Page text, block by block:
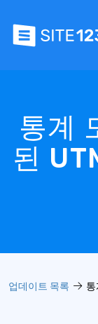
통계
된
업데이트 목록 통